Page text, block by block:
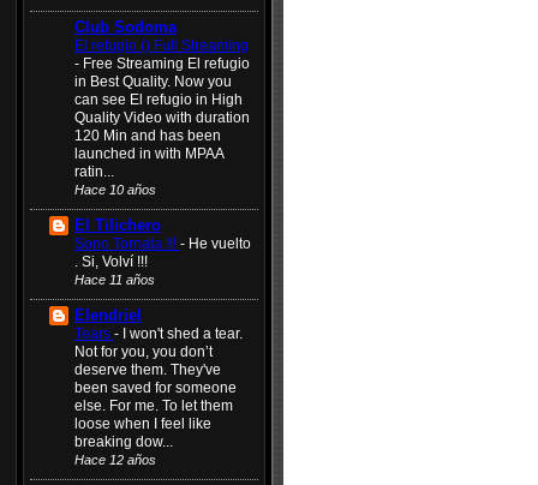
Club Sodoma
El refugio () Full Streaming
- Free Streaming El refugio
in Best Quality. Now you
can see El refugio in High
Quality Video with duration
120 Min and has been
launched in with MPAA
ratin...
Hace 10 años
El Tilichero
Sono Tornata !!! - He vuelto
. Si, Volví !!!
Hace 11 años
Elendriel
Tears - I won't shed a tear.
Not for you, you don’t
deserve them. They've
been saved for someone
else. For me. To let them
loose when I feel like
breaking dow...
Hace 12 años